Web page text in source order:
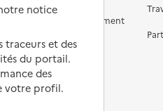
Prévention, accompagnement
les prix en
Droits en EHPAD
notice
traceurs et des
du portail.
des
votre profil.